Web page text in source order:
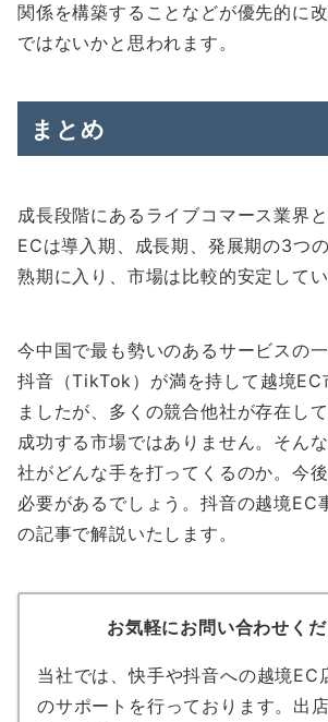
関係を構築することなどが優先的に
ではないかと思われます。
まとめ
成長段階にあるライブコマース業界
ECは導入期、成長期、発展期の3つ
熟期に入り、市場は比較的安定してい
今中国で最も勢いのあるサービスの
抖音（TikTok）が満を持して越境EC
ましたが、多くの競合他社が存在し
成功する市場ではありません。そん
社がどんな手を打ってくるのか。今
必要があるでしょう。抖音の越境EC
の記事で解説いたします。
お気軽にお問い合わせくだ
当社では、快手や抖音への越境EC
のサポートを行っております。出